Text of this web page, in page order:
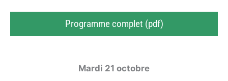
Programme complet (pdf)
Mardi 21 octobre